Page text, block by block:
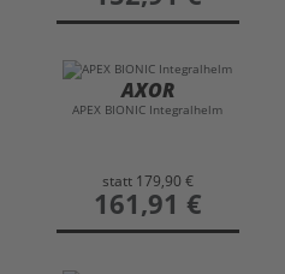
AXOR
APEX BIONIC Integralhelm
statt 179,90 €
preis
161,91 €